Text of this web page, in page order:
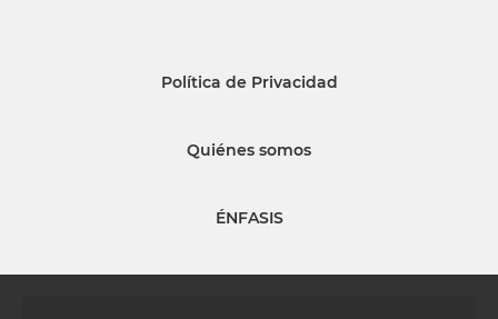
Política de Privacidad
Quiénes somos
ÉNFASIS